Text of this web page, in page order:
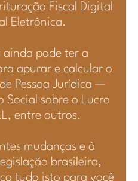
Fiscal Digital
Eletrônica.
ainda pode ter a
apurar e calcular o
Pessoa Jurídica —
Social sobre o Lucro
entre outros.
mudanças e à
brasileira,
tudo isto para você